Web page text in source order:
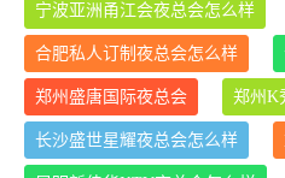
宁波亚洲甬江会夜总会怎么样
合肥私人订制夜总会怎么样
郑州盛唐国际夜总会 郑州K
长沙盛世星耀夜总会怎么样